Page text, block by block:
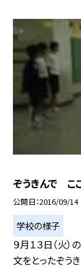
ぞうきんで こ
公開日 2016/09/14
学校の様子
９月１３日（火
文をとったぞう